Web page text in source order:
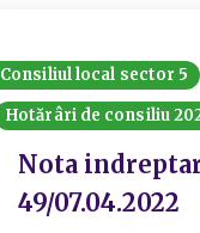
Consiliul local sector 5
Hotărâri de consiliu
Nota
49/07.04.2022